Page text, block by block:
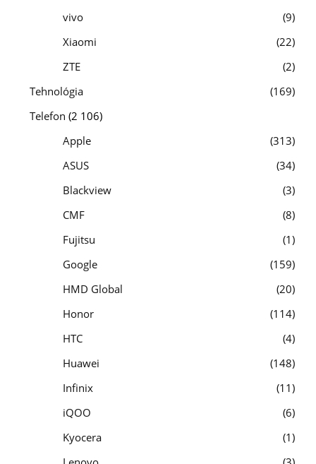
vivo
9
Xiaomi
22
ZTE
2
Tehnológia
169
Telefon (2 106)
Apple
313
ASUS
34
Blackview
3
CMF
8
Fujitsu
1
Google
159
HMD Global
20
Honor
114
HTC
4
Huawei
148
Infinix
11
iQOO
6
Kyocera
1